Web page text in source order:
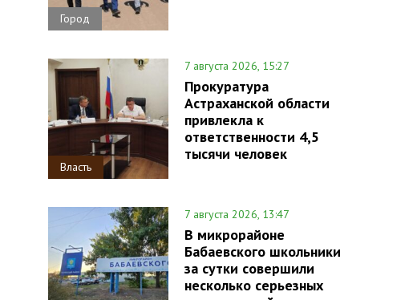
Город
Власть
7 августа 2026, 15:27
Прокуратура
Астраханской области
привлекла к
ответственности 4,5
тысячи человек
7 августа 2026, 13:47
В микрорайоне
Бабаевского школьники
за сутки совершили
несколько серьезных